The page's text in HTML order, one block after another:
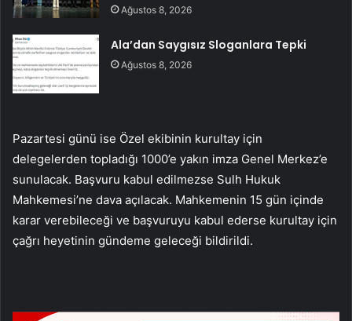
Ağustos 8, 2026
Ala’dan Saygısız Sloganlara Tepki
Ağustos 8, 2026
Pazartesi günü ise Özel ekibinin kurultay için
delegelerden topladığı 1000’e yakın imza Genel Merkez’e
sunulacak. Başvuru kabul edilmezse Sulh Hukuk
Mahkemesi’ne dava açılacak. Mahkemenin 15 gün içinde
karar verebileceği ve başvuruyu kabul ederse kurultay için
çağrı heyetinin gündeme geleceği bildirildi.